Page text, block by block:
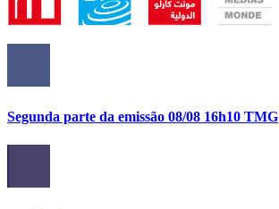
Segunda parte da emissão 08/08 16h10 TMG